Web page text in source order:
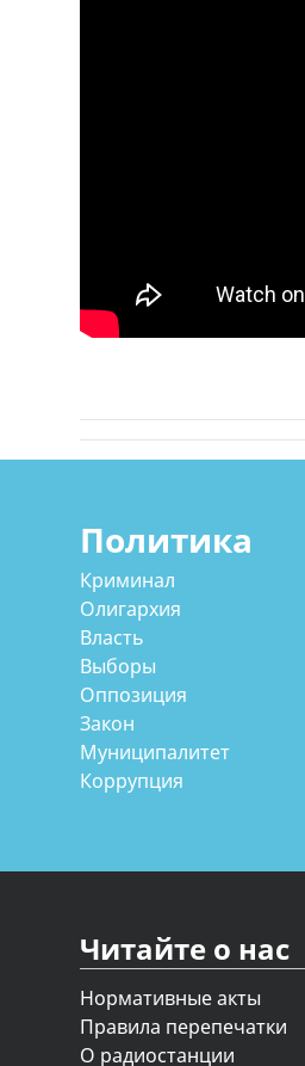
Политика
Криминал
Олигархия
Власть
Выборы
Оппозиция
Закон
Муниципалитет
Коррупция
Читайте о нас
Нормативные акты
Правила перепечатки
О радиостанции